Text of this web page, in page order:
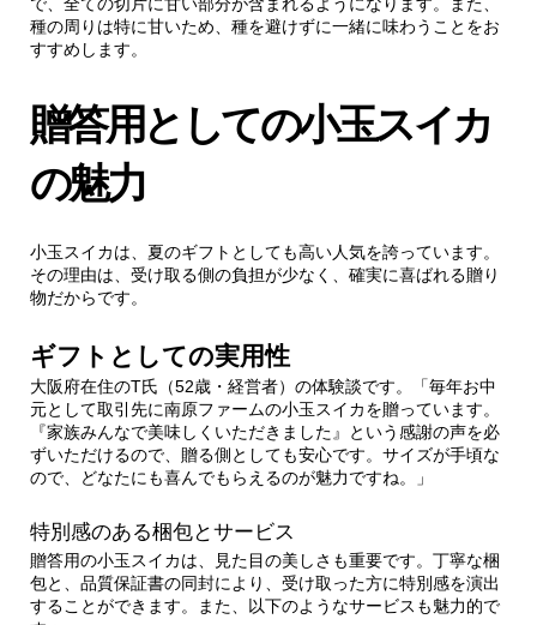
種の周りは特に甘いため、種を避けずに一緒に味わうことをお
すすめします。
贈答用としての小玉スイカ
の魅力
小玉スイカは、夏のギフトとしても高い人気を誇っています。
その理由は、受け取る側の負担が少なく、確実に喜ばれる贈り
物だからです。
ギフトとしての実用性
大阪府在住のT氏（52歳・経営者）の体験談です。「毎年お中
元として取引先に南原ファームの小玉スイカを贈っています。
『家族みんなで美味しくいただきました』という感謝の声を必
ずいただけるので、贈る側としても安心です。サイズが手頃な
ので、どなたにも喜んでもらえるのが魅力ですね。」
特別感のある梱包とサービス
贈答用の小玉スイカは、見た目の美しさも重要です。丁寧な梱
包と、品質保証書の同封により、受け取った方に特別感を演出
することができます。また、以下のようなサービスも魅力的で